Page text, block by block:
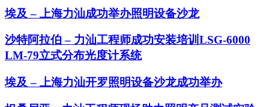
埃及 – 上海力汕成功举办照明设备沙龙
沙特阿拉伯 – 力汕工程师成功安装培训LSG-6000
LM-79立式分布光度计系统
埃及 – 上海力汕开罗照明设备沙龙成功举办